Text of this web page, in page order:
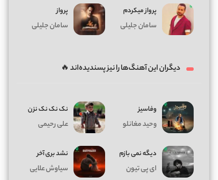
پرواز میکردم
سامان جلیلی
پرواز
سامان جلیلی
دیگران این آهنگ‌ها را نیز پسندیده‌اند 🔥
وفاسیز
وحید مغانلو
نک نک نک نزن
علی رحیمی
دیگه نمی بازم
ای پی تیون
نشد بری آخر
سیاوش علایی